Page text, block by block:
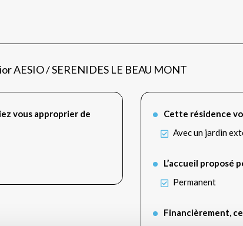
AESIO / SERENIDES LE BEAU MONT
vous approprier de
Cette résidence
Avec un jardin
L’accueil proposé
Permanent
Financièrement,